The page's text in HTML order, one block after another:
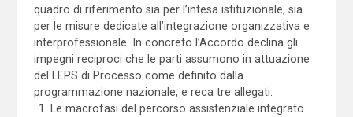
quadro di riferimento sia per l’intesa istituzionale, sia
per le misure dedicate all’integrazione organizzativa e
interprofessionale. In concreto l’Accordo declina gli
impegni reciproci che le parti assumono in attuazione
del LEPS di Processo come definito dalla
programmazione nazionale, e reca tre allegati:
Le macrofasi del percorso assistenziale integrato.